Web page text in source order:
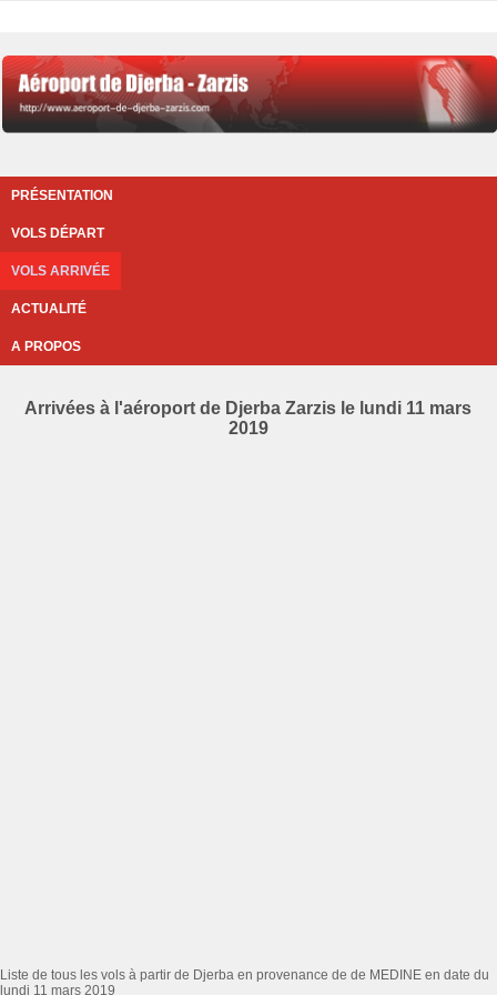
PRÉSENTATION
VOLS DÉPART
VOLS ARRIVÉE
ACTUALITÉ
A PROPOS
Arrivées à l'aéroport de Djerba Zarzis le lundi 11 mars
2019
Liste de tous les vols à partir de Djerba en provenance de de MEDINE en date du
lundi 11 mars 2019